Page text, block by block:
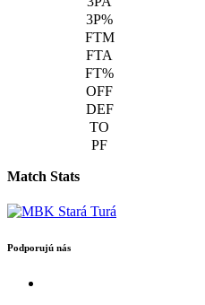
Match Stats
Podporujú nás